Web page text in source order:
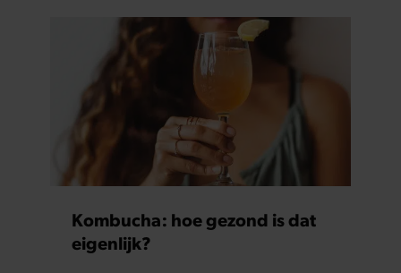
Kombucha: hoe gezond is dat
eigenlijk?